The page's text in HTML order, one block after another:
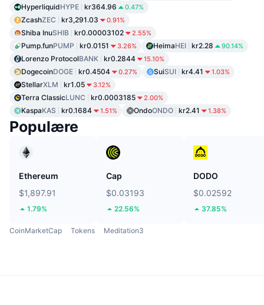
HyperliquidHYPE kr364.96 0.47%
ZcashZEC kr3,291.03 0.91%
Shiba InuSHIB kr0.00003102 2.55%
Pump.funPUMP kr0.0151 3.26% HeimaHEI kr2.28 90.14%
Lorenzo ProtocolBANK kr0.2844 15.10%
DogecoinDOGE kr0.4504 0.27% SuiSUI kr4.41 1.03%
StellarXLM kr1.05 3.12%
Terra ClassicLUNC kr0.0003185 2.00%
KaspaKAS kr0.1684 1.51% OndoONDO kr2.41 1.38%
Populære
Ethereum
$1,897.91
1.79%
Cap
$0.03193
22.56%
DODO
$0.02592
37.85%
CoinMarketCap Tokens Meditation3